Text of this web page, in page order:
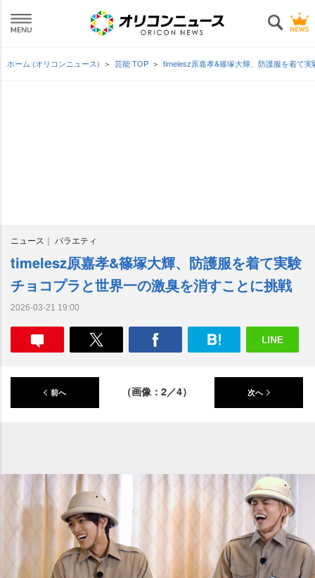
ホーム (オリコンニュース) 芸能 TOP timelesz原嘉孝&篠塚大輝、防護服を着て
ニュース バラエティ
timelesz原嘉孝&篠塚大輝、防護服を着て実験
チョコプラと世界一の激臭を消すことに挑戦
2026-03-21 19:00
前へ （画像：2／4） 次へ